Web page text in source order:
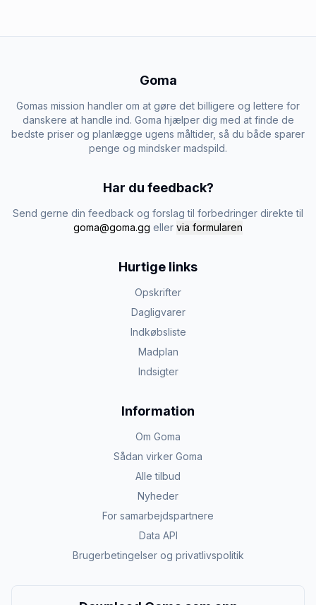
Goma
Gomas mission handler om at gøre det billigere og lettere for
danskere at handle ind. Goma hjælper dig med at finde de
bedste priser og planlægge ugens måltider, så du både sparer
penge og mindsker madspild.
Har du feedback?
Send gerne din feedback og forslag til forbedringer direkte til
goma@goma.gg eller via formularen
Hurtige links
Opskrifter
Dagligvarer
Indkøbsliste
Madplan
Indsigter
Information
Om Goma
Sådan virker Goma
Alle tilbud
Nyheder
For samarbejdspartnere
Data API
Brugerbetingelser og privatlivspolitik